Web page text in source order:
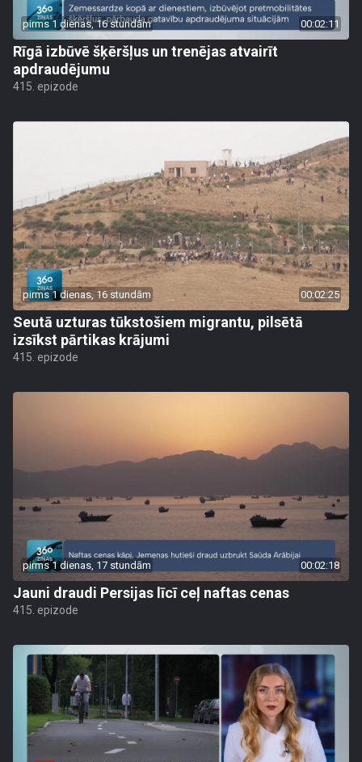
pirms 1 dienas, 16 stundām 00:02:11
Rīgā izbūvē šķēršļus un trenējas atvairīt
apdraudējumu
415. epizode
pirms 1 dienas, 16 stundām 00:02:25
Seutā uzturas tūkstošiem migrantu, pilsētā
izsīkst pārtikas krājumi
415. epizode
pirms 1 dienas, 17 stundām 00:02:18
Jauni draudi Persijas līcī ceļ naftas cenas
415. epizode